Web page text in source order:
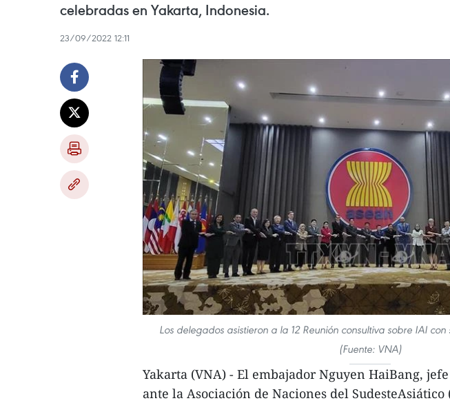
celebradas en Yakarta, Indonesia.
23/09/2022 12:11
Los delegados asistieron a la 12 Reunión consultiva sobre IAI
(Fuente: VNA)
Yakarta (VNA) - El embajador Nguyen HaiBang,
ante la Asociación de Naciones del SudesteAsiático